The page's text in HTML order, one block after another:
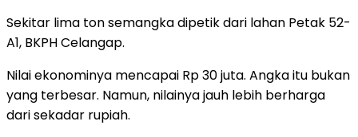
Sekitar lima ton semangka dipetik dari lahan Petak 52-
A1, BKPH Celangap.
Nilai ekonominya mencapai Rp 30 juta. Angka itu bukan
yang terbesar. Namun, nilainya jauh lebih berharga
dari sekadar rupiah.